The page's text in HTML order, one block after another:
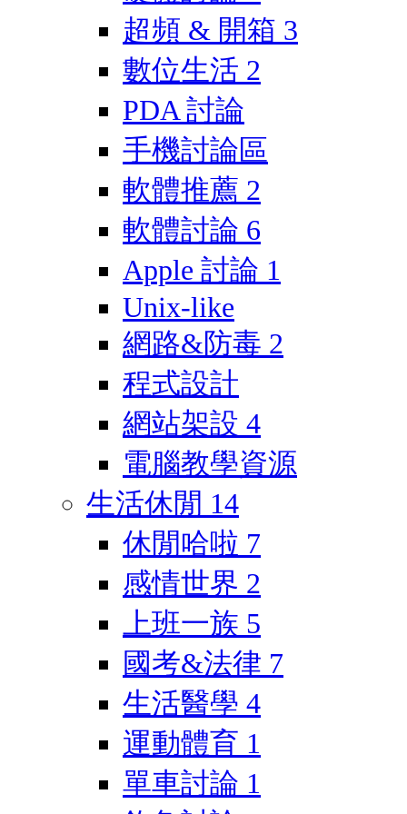
超頻 & 開箱 3
數位生活 2
PDA 討論
手機討論區
軟體推薦 2
軟體討論 6
Apple 討論 1
Unix-like
網路&防毒 2
程式設計
網站架設 4
電腦教學資源
生活休閒 14
休閒哈啦 7
感情世界 2
上班一族 5
國考&法律 7
生活醫學 4
運動體育 1
單車討論 1